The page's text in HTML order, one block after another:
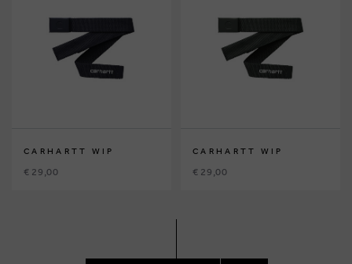
CARHARTT WIP
€ 29,00
CARHARTT WIP
€ 29,00